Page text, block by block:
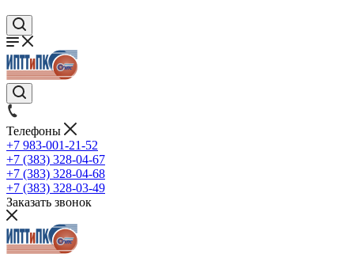
Телефоны
+7 983-001-21-52
+7 (383) 328-04-67
+7 (383) 328-04-68
+7 (383) 328-03-49
Заказать звонок